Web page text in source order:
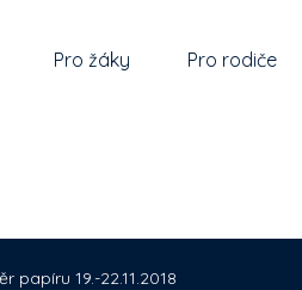
Pro žáky Pro rodiče
papíru 19.-22.11.2018